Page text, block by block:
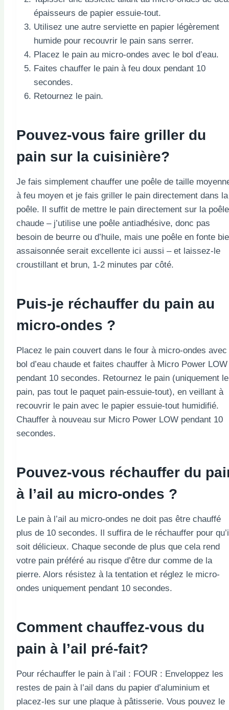
épaisseurs de papier essuie-tout.
Utilisez une autre serviette en papier légèrement
humide pour recouvrir le pain sans serrer.
Placez le pain au micro-ondes avec le bol d’eau.
Faites chauffer le pain à feu doux pendant 10
secondes.
Retournez le pain.
Pouvez-vous faire griller du
pain sur la cuisinière?
Je fais simplement chauffer une poêle de taille
à feu moyen et je fais griller le pain directement dans la
poêle. Il suffit de mettre le pain directement sur la poêle
chaude – j’utilise une poêle antiadhésive, donc pas
besoin de beurre ou d’huile, mais une poêle en fonte
assaisonnée serait excellente ici aussi – et laissez-le
croustillant et brun, 1-2 minutes par côté.
Puis-je réchauffer du pain au
micro-ondes ?
Placez le pain couvert dans le four à micro-ondes avec
bol d’eau chaude et faites chauffer à Micro Power LOW
pendant 10 secondes. Retournez le pain (uniquement le
pain, pas tout le paquet pain-essuie-tout), en veillant à
recouvrir le pain avec le papier essuie-tout humidifié.
Chauffer à nouveau sur Micro Power LOW pendant 10
secondes.
Pouvez-vous réchauffer du
à l’ail au micro-ondes ?
Le pain à l’ail au micro-ondes ne doit pas être chauffé
plus de 10 secondes. Il suffira de le réchauffer pour
soit délicieux. Chaque seconde de plus que cela rend
votre pain préféré au risque d’être dur comme de la
pierre. Alors résistez à la tentation et réglez le micro-
ondes uniquement pendant 10 secondes.
Comment chauffez-vous du
pain à l’ail pré-fait?
Pour réchauffer le pain à l’ail : FOUR : Enveloppez les
restes de pain à l’ail dans du papier d’aluminium et
placez-les sur une plaque à pâtisserie. Vous pouvez le